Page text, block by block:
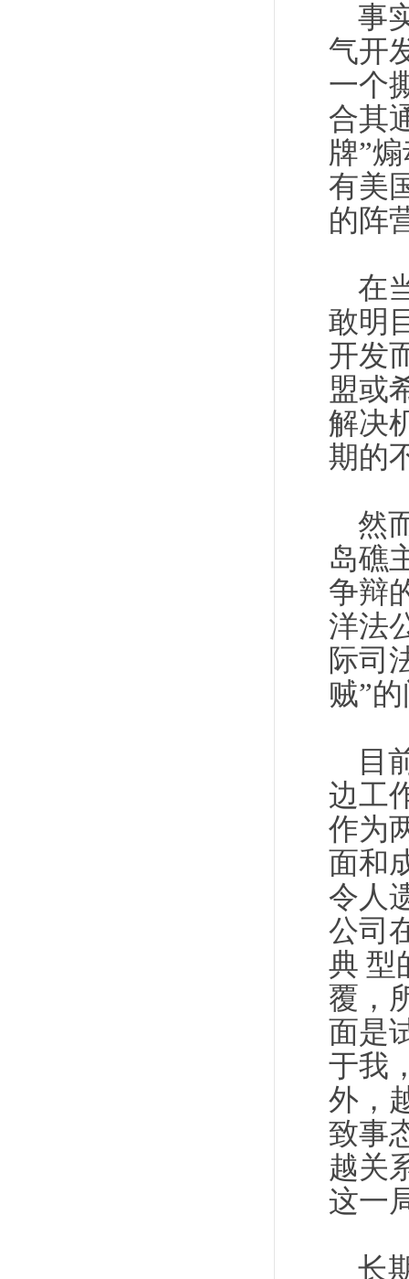
事
气开
一个
合其
牌”
有美
的阵
在
敢明
开发
盟或
解决
期的
然
岛礁
争辩
洋法
际司
贼”
目
边工
作为
面和
令人
公司
典 型
覆，
面是
于我
外，
致事
越关
这一
长